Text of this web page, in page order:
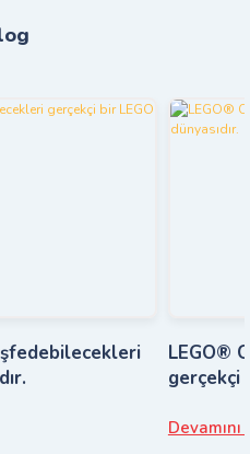
LEGO®
gerçekçi
Devamını